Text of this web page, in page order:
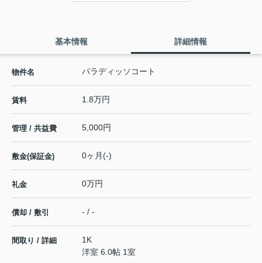
基本情報 詳細情報
物件名 パラディッソコート
賃料 1.8万円
管理 / 共益費 5,000円
敷金(保証金) 0ヶ月(-)
礼金 0万円
償却 / 敷引 - / -
間取り / 詳細
1K
洋室 6.0帖 1室